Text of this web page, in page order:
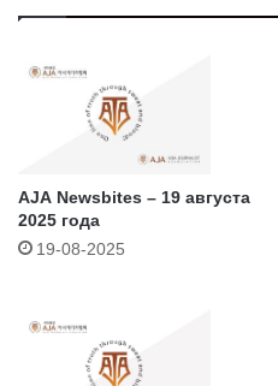
AJA Newsbites – 19 августа
2025 года
19-08-2025